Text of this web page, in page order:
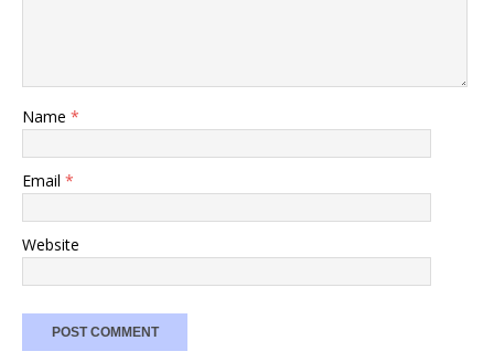
Name *
Email *
Website